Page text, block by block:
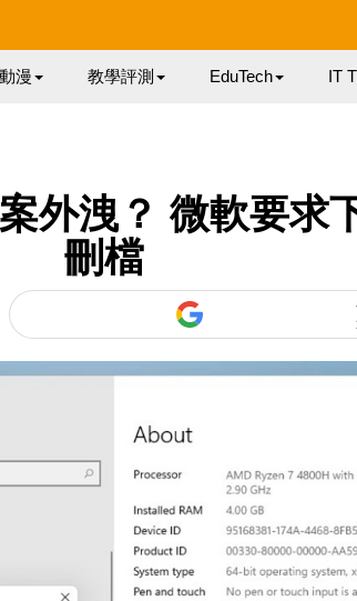
漫 教學評測 EduTech IT
外洩？ 微軟要求
刪檔